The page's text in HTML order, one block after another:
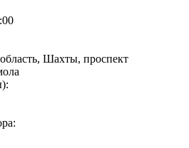
Шахты, проспект